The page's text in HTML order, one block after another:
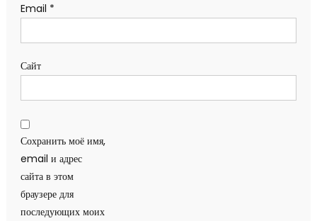
Email *
Сайт
Сохранить моё имя,
email и адрес
сайта в этом
браузере для
последующих моих